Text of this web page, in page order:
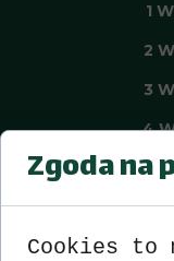
1
2
3
4
5
6
7
Zgoda na
Cookies to